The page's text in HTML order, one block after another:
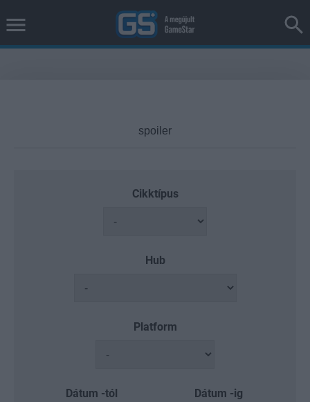
Cikktípus
Hub
Platform
Dátum -tól Dátum -ig